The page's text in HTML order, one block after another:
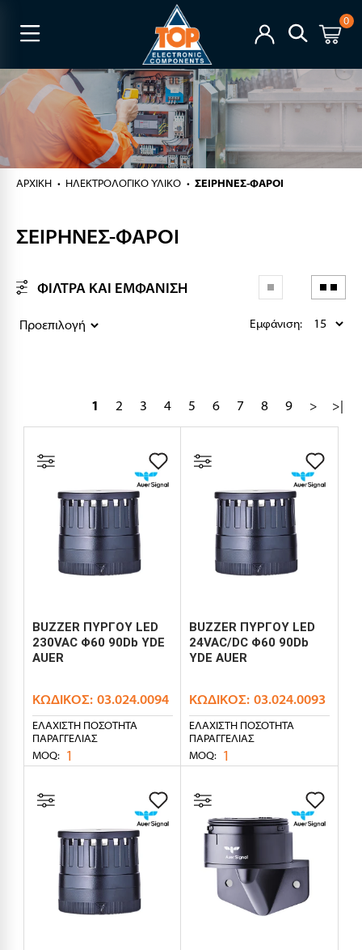
0
ΑΡΧΙΚΉ ΗΛΕΚΤΡΟΛΟΓΙΚΟ ΥΛΙΚΟ ΣΕΙΡΗΝΕΣ-ΦΑΡΟΙ
ΣΕΙΡΗΝΕΣ-ΦΑΡΟΙ
ΦΙΛΤΡΑ ΚΑΙ ΕΜΦΑΝΙΣΗ
Εμφάνιση:
1 2 3 4 5 6 7 8 9 > >|
BUZZER ΠΥΡΓΟΥ LED
230VAC Φ60 90Db YDE
AUER
ΚΩΔΙΚΌΣ: 03.024.0094
ΕΛΆΧΙΣΤΗ ΠΟΣΌΤΗΤΑ
ΠΑΡΑΓΓΕΛΊΑΣ
MOQ: 1
BUZZER ΠΥΡΓΟΥ LED
24VAC/DC Φ60 90Db
YDE AUER
ΚΩΔΙΚΌΣ: 03.024.0093
ΕΛΆΧΙΣΤΗ ΠΟΣΌΤΗΤΑ
ΠΑΡΑΓΓΕΛΊΑΣ
MOQ: 1